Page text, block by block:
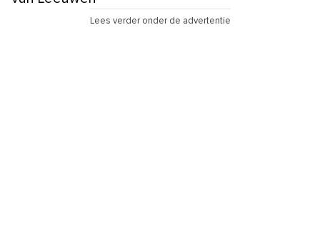
Lees verder onder de advertentie